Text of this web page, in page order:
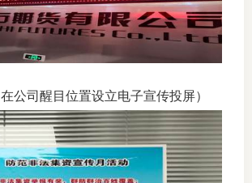
在公司醒目位置设立电子宣传投屏）